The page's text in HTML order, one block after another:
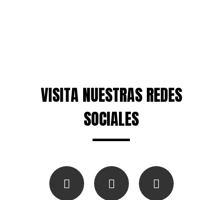
VISITA NUESTRAS REDES
SOCIALES